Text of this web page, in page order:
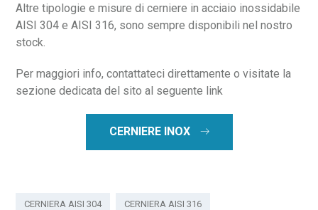
Altre tipologie e misure di cerniere in acciaio inossidabile
AISI 304 e AISI 316, sono sempre disponibili nel nostro
stock.
Per maggiori info, contattateci direttamente o visitate la
sezione dedicata del sito al seguente link
CERNIERE INOX
CERNIERA AISI 304 CERNIERA AISI 316